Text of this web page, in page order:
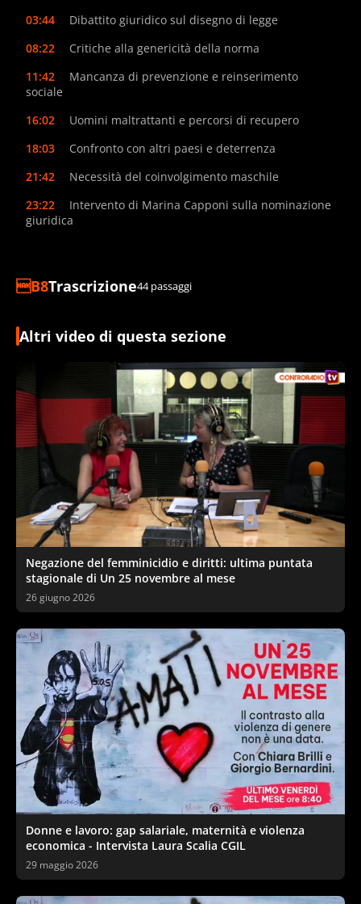
03:44
Dibattito giuridico sul disegno di legge
08:22
Critiche alla genericità della norma
11:42
Mancanza di prevenzione e reinserimento
sociale
16:02
Uomini maltrattanti e percorsi di recupero
18:03
Confronto con altri paesi e deterrenza
21:42
Necessità del coinvolgimento maschile
23:22
Intervento di Marina Capponi sulla nominazione
giuridica
Trascrizione44 passaggi
Altri video di questa sezione
Negazione del femminicidio e diritti: ultima puntata
stagionale di Un 25 novembre al mese
26 giugno 2026
Donne e lavoro: gap salariale, maternità e violenza
economica - Intervista Laura Scalia CGIL
29 maggio 2026